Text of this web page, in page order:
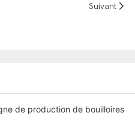
Suivant
de production de bouilloires